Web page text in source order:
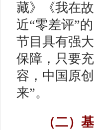
藏》《我在
近“零差评”
节目具有强
保障，只要
容，中国原
来”。
（二）基